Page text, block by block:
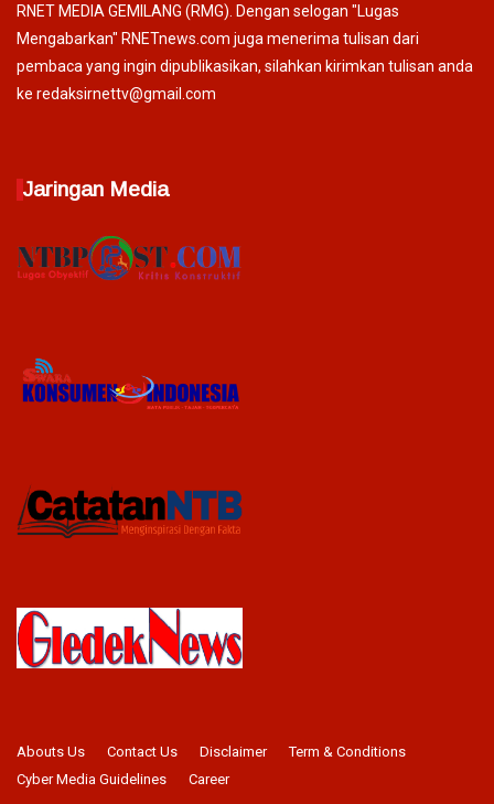
RNET MEDIA GEMILANG (RMG). Dengan selogan "Lugas
Mengabarkan" RNETnews.com juga menerima tulisan dari
pembaca yang ingin dipublikasikan, silahkan kirimkan tulisan anda
ke redaksirnettv@gmail.com
Jaringan Media
Abouts Us Contact Us Disclaimer
Term & Conditions
Cyber Media Guidelines
Career